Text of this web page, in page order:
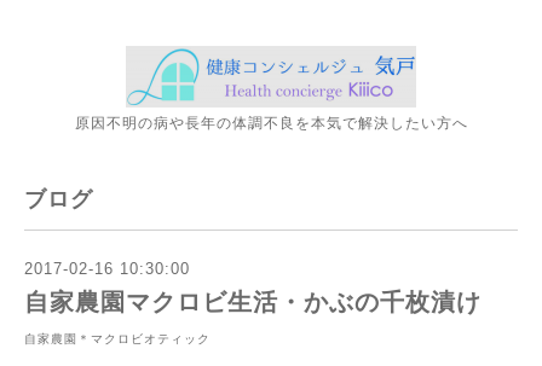
原因不明の病や長年の体調不良を本気で解決したい方へ
ブログ
2017-02-16 10:30:00
自家農園マクロビ生活・かぶの千枚漬け
自家農園＊マクロビオティック